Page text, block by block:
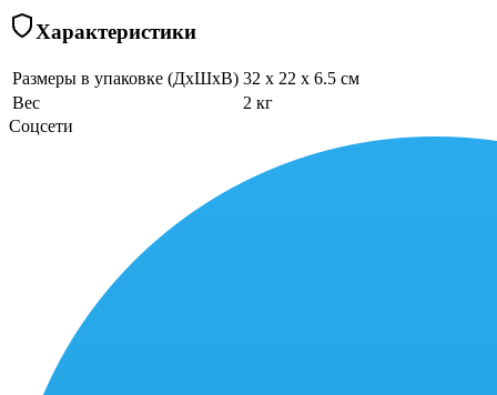
Характеристики
Размеры в упаковке (ДхШхВ) 32 x 22 x 6.5 см
Вес
2 кг
Соцсети